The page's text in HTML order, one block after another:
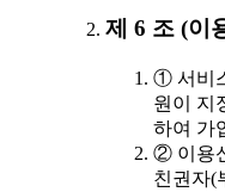
제 6 조 (이
① 서비
원이 지
하여 가
② 이용
친권자(